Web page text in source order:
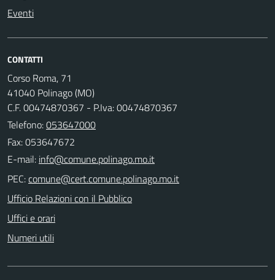
Eventi
CONTATTI
Corso Roma, 71
41040 Polinago (MO)
C.F. 00474870367 - P.Iva: 00474870367
Telefono:053647000
Fax: 053647672
E-mail:
PEC:
Ufficio Relazioni con il Pubblico
Uffici e orari
Numeri utili